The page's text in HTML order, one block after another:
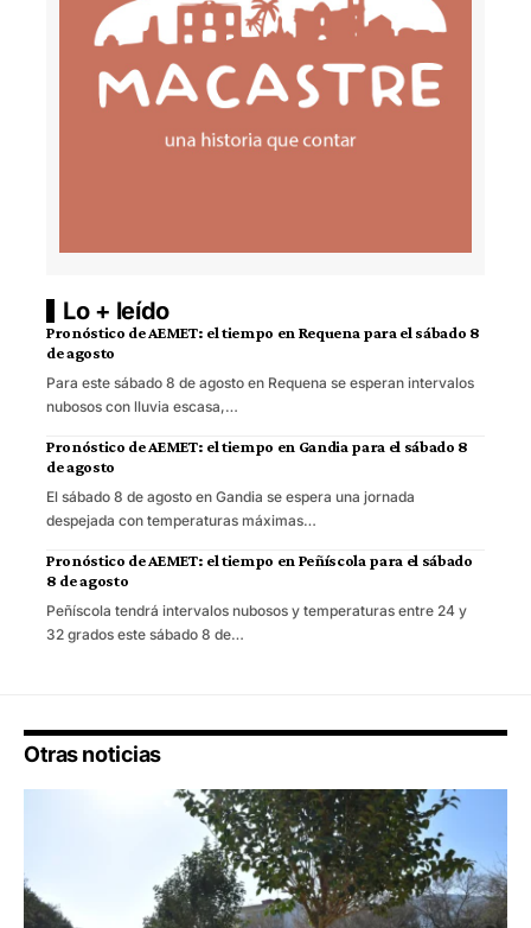
Lo + leído
Pronóstico de AEMET: el tiempo en Requena para el sábado 8
de agosto
Para este sábado 8 de agosto en Requena se esperan intervalos
nubosos con lluvia escasa,…
Pronóstico de AEMET: el tiempo en Gandia para el sábado 8
de agosto
El sábado 8 de agosto en Gandia se espera una jornada
despejada con temperaturas máximas…
Pronóstico de AEMET: el tiempo en Peñíscola para el sábado
8 de agosto
Peñíscola tendrá intervalos nubosos y temperaturas entre 24 y
32 grados este sábado 8 de…
Otras noticias